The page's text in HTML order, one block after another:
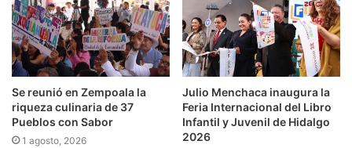
Se reunió en Zempoala la
riqueza culinaria de 37
Pueblos con Sabor
1 agosto, 2026
Julio Menchaca inaugura la
Feria Internacional del Libro
Infantil y Juvenil de Hidalgo
2026